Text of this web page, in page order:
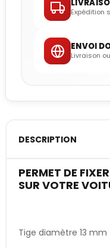
Expédition
ENVOI
Livraison
DESCRIPTION
PERMET DE
SUR VOTRE
Tige diamètre 13 mm